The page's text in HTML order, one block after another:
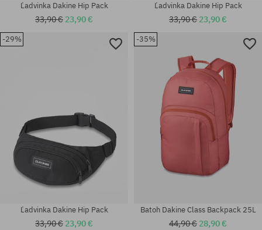
univerzálna veľkosť
Ľadvinka Dakine Hip Pack
33,90 € 23,90 €
Ľadvinka Dakine Hip Pack
33,90 € 23,90 €
-29%
Ľadvinka Dakine Hip Pack
33,90 € 23,90 €
-35%
Batoh Dakine Class Backpack 25L
44,90 € 28,90 €